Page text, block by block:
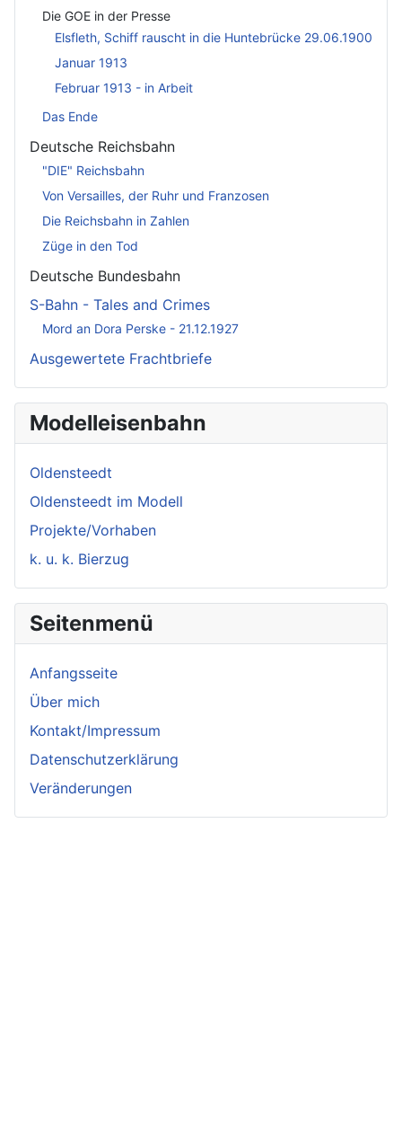
Die GOE in der Presse
Elsfleth, Schiff rauscht in die Huntebrücke 29.06.1900
Januar 1913
Februar 1913 - in Arbeit
Das Ende
Deutsche Reichsbahn
"DIE" Reichsbahn
Von Versailles, der Ruhr und Franzosen
Die Reichsbahn in Zahlen
Züge in den Tod
Deutsche Bundesbahn
S-Bahn - Tales and Crimes
Mord an Dora Perske - 21.12.1927
Ausgewertete Frachtbriefe
Modelleisenbahn
Oldensteedt
Oldensteedt im Modell
Projekte/Vorhaben
k. u. k. Bierzug
Seitenmenü
Anfangsseite
Über mich
Kontakt/Impressum
Datenschutzerklärung
Veränderungen